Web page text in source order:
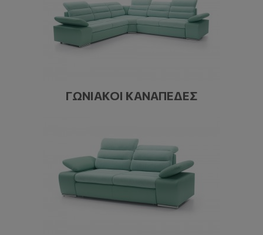
ΓΩΝΙΑΚΟΊ ΚΑΝΑΠΈΔΕΣ